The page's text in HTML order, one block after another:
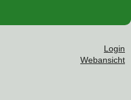
Login
Webansicht